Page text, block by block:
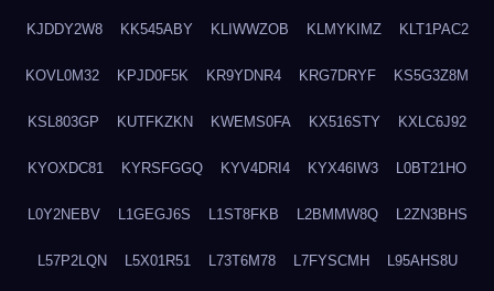
KJDDY2W8 KK545ABY KLIWWZOB KLMYKIMZ KLT1PAC2
KOVL0M32 KPJD0F5K KR9YDNR4 KRG7DRYF KS5G3Z8M
KSL803GP KUTFKZKN KWEMS0FA KX516STY KXLC6J92
KYOXDC81 KYRSFGGQ KYV4DRI4 KYX46IW3 L0BT21HO
L0Y2NEBV L1GEGJ6S L1ST8FKB L2BMMW8Q L2ZN3BHS
L57P2LQN L5X01R51 L73T6M78 L7FYSCMH L95AHS8U